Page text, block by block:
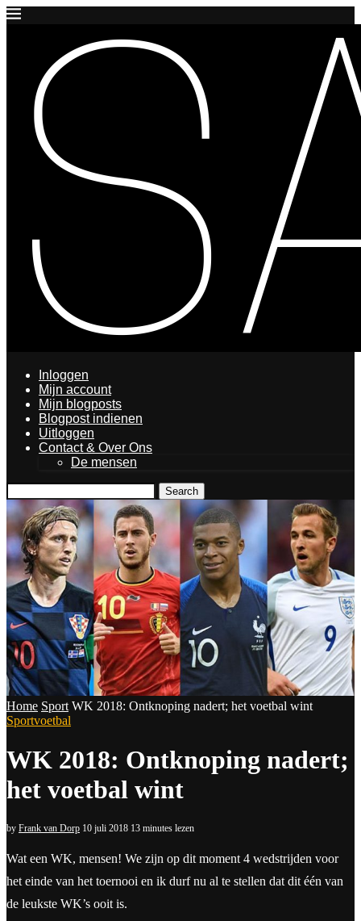
Inloggen
Mijn account
Mijn blogposts
Blogpost indienen
Uitloggen
Contact & Over Ons
De mensen
Search
Home Sport WK 2018: Ontknoping nadert; het voetbal wint
Sportvoetbal
WK 2018: Ontknoping nadert;
het voetbal wint
by Frank van Dorp 10 juli 2018 13 minutes lezen
Wat een WK, mensen! We zijn op dit moment 4 wedstrijden voor
het einde van het toernooi en ik durf nu al te stellen dat dit één van
de leukste WK’s ooit is.